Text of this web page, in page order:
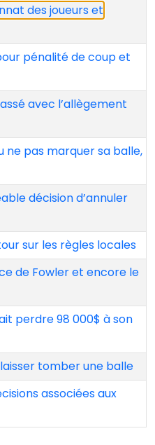
des joueurs et
pénalité de coup et
avec l’allègement
ne pas marquer sa balle,
décision d’annuler
sur les règles locales
de Fowler et encore le
perdre 98 000$ à son
tomber une balle
associées aux